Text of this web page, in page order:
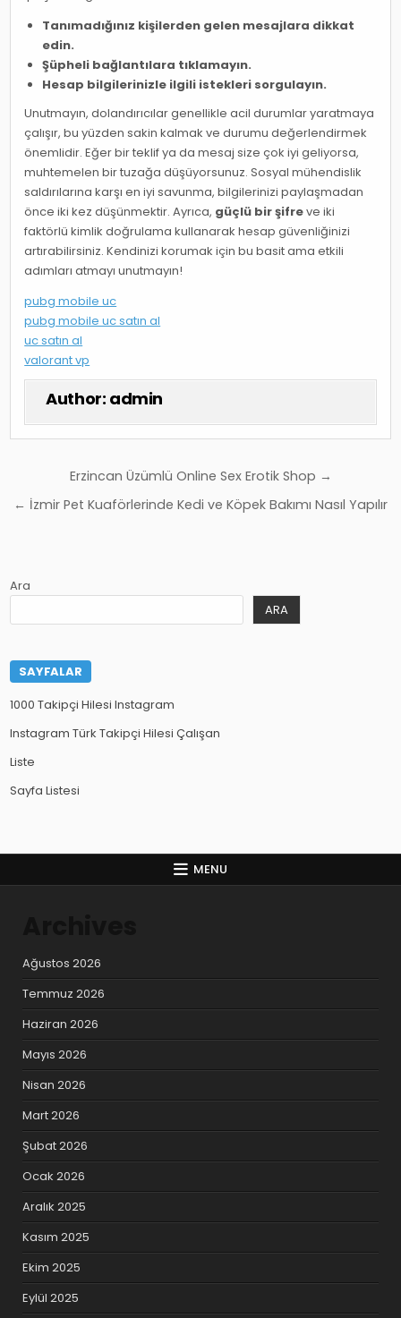
Tanımadığınız kişilerden gelen mesajlara dikkat
edin.
Şüpheli bağlantılara tıklamayın.
Hesap bilgilerinizle ilgili istekleri sorgulayın.
Unutmayın, dolandırıcılar genellikle acil durumlar yaratmaya
çalışır, bu yüzden sakin kalmak ve durumu değerlendirmek
önemlidir. Eğer bir teklif ya da mesaj size çok iyi geliyorsa,
muhtemelen bir tuzağa düşüyorsunuz. Sosyal mühendislik
saldırılarına karşı en iyi savunma, bilgilerinizi paylaşmadan
önce iki kez düşünmektir. Ayrıca, güçlü bir şifreve iki
faktörlü kimlik doğrulama kullanarak hesap güvenliğinizi
artırabilirsiniz. Kendinizi korumak için bu basit ama etkili
adımları atmayı unutmayın!
pubg mobile uc
pubg mobile uc satın al
uc satın al
valorant vp
Author: admin
gezinmesi
Erzincan Üzümlü Online Sex Erotik Shop →
← İzmir Pet Kuaförlerinde Kedi ve Köpek Bakımı Nasıl Yapılır
Ara
ARA
SAYFALAR
1000 Takipçi Hilesi Instagram
Instagram Türk Takipçi Hilesi Çalışan
Liste
Sayfa Listesi
MENU
Ağustos 2026
Temmuz 2026
Haziran 2026
Mayıs 2026
Nisan 2026
Mart 2026
Şubat 2026
Ocak 2026
Aralık 2025
Kasım 2025
Ekim 2025
Eylül 2025